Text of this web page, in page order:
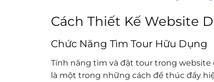
Cách Thiết Kế Website
Chức Năng Tìm Tour Hữu Dụng
Tính năng tìm và đặt tour trong
là một trong những cách để thúc đẩy